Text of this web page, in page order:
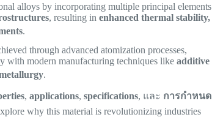
alloys by incorporating multiple principal elements
, resulting inenhanced thermal stability,
.
through advanced atomization processes,
with modern manufacturing techniques likeadditive
.
,applications,specifications, และ การกำหนด
why this material is revolutionizing industries